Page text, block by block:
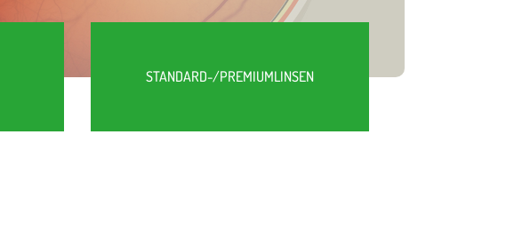
STANDARD-/PREMIUMLINSEN